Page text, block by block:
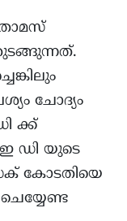
ചോദ്യം
ക്ക്
ഇ ഡി യുടെ
കോടതിയെ